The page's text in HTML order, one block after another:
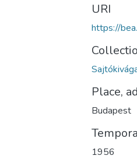
URI
https://
Place,
Budapest
1956